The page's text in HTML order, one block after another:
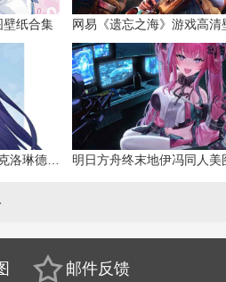
壁纸合集 网易《遗忘之海》游戏高清
原神克洛琳德同人美图，克洛琳德战败会怎样
邮件反馈